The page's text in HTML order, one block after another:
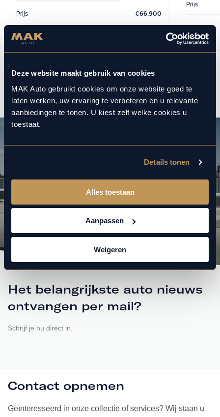
Deze website maakt gebruik van cookies
MAK Auto gebruikt cookies om onze website goed te
laten werken, uw ervaring te verbeteren en u relevante
aanbiedingen te tonen. U kiest zelf welke cookies u
toestaat.
Details tonen
Alles toestaan
Aanpassen
Weigeren
Prijs €66.900
Prijs
1/ 12
Het belangrijkste auto nieuws
ontvangen per mail?
Schrijf je nu direct in.
Contact opnemen
Geïnteresseerd in onze collectie of services? Wij staan u